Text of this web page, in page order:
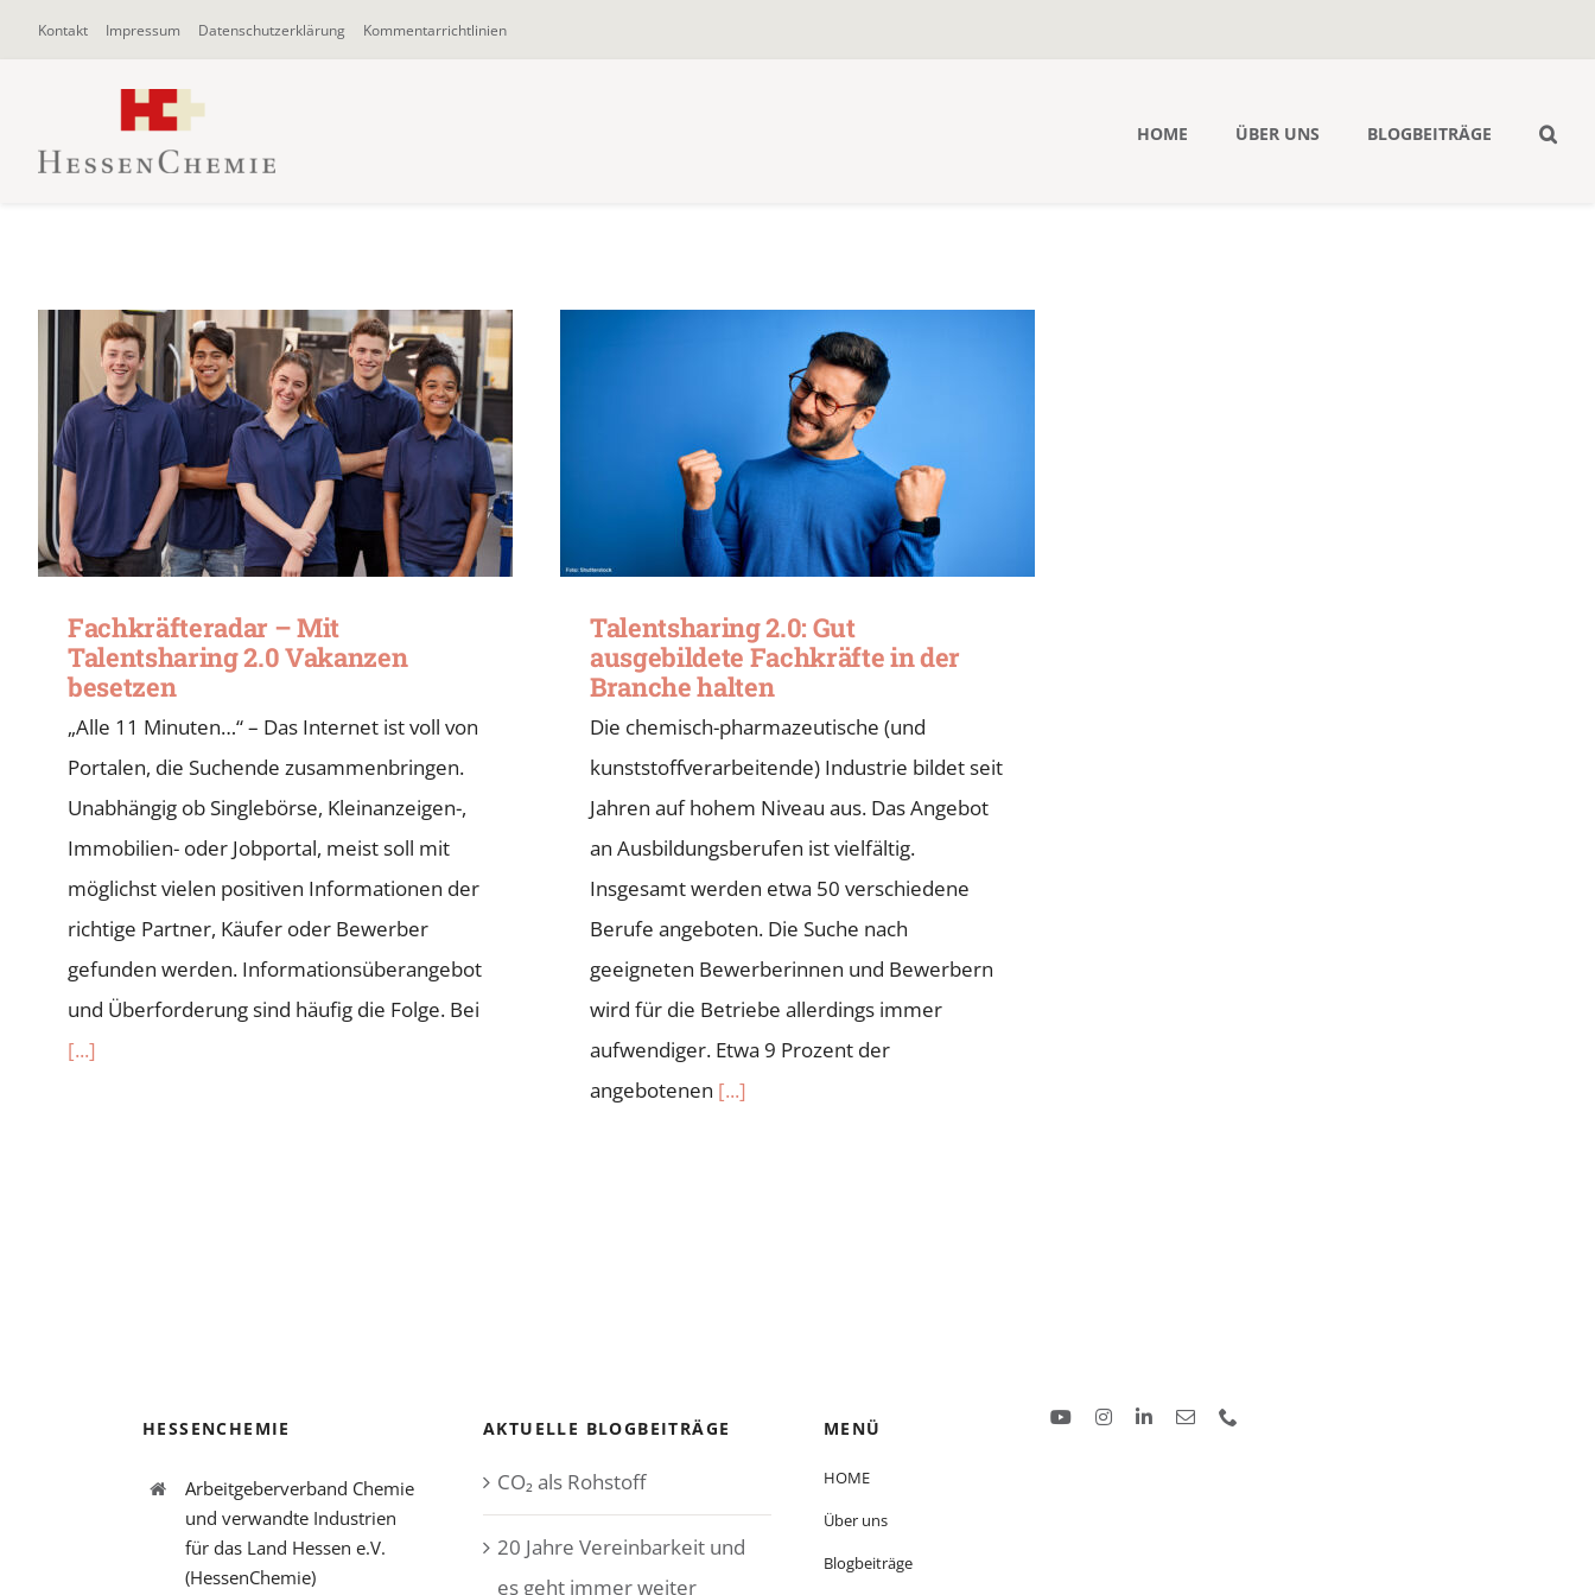
ZumKontakt Impressum Datenschutzerklärung Kommentarrichtlinien
HOME ÜBER UNS BLOGBEITRÄGE
Fachkräfteradar – Mit
Talentsharing 2.0 Vakanzen
besetzen
„Alle 11 Minuten…“ – Das Internet ist voll von
Portalen, die Suchende zusammenbringen.
Unabhängig ob Singlebörse, Kleinanzeigen-,
Immobilien- oder Jobportal, meist soll mit
möglichst vielen positiven Informationen der
richtige Partner, Käufer oder Bewerber
gefunden werden. Informationsüberangebot
und Überforderung sind häufig die Folge. Bei
[...]
Talentsharing 2.0: Gut
ausgebildete Fachkräfte in der
Branche halten
Die chemisch-pharmazeutische (und
kunststoffverarbeitende) Industrie bildet seit
Jahren auf hohem Niveau aus. Das Angebot
an Ausbildungsberufen ist vielfältig.
Insgesamt werden etwa 50 verschiedene
Berufe angeboten. Die Suche nach
geeigneten Bewerberinnen und Bewerbern
wird für die Betriebe allerdings immer
aufwendiger. Etwa 9 Prozent der
angebotenen [...]
HESSENCHEMIE
Arbeitgeberverband Chemie
und verwandte Industrien
für das Land Hessen e.V.
(HessenChemie)
AKTUELLE BLOGBEITRÄGE
CO₂ als Rohstoff
20 Jahre Vereinbarkeit und
es geht immer weiter
MENÜ
HOME
Über uns
Blogbeiträge